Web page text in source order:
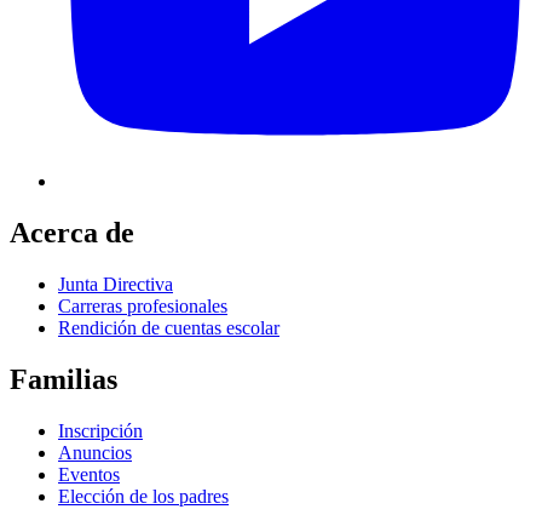
Acerca de
Junta Directiva
Carreras profesionales
Rendición de cuentas escolar
Familias
Inscripción
Anuncios
Eventos
Elección de los padres